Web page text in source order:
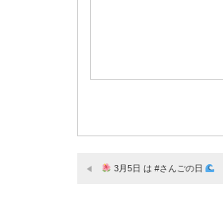
3月5日 は #さんごの日